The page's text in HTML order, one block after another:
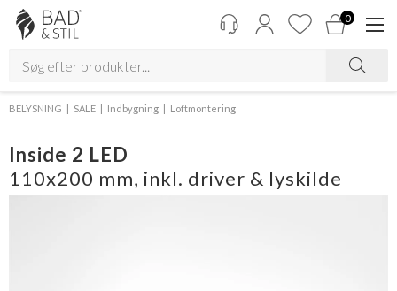
0
BELYSNING SALE Indbygning Loftmontering
Inside 2 LED
110x200 mm, inkl. driver & lyskilde